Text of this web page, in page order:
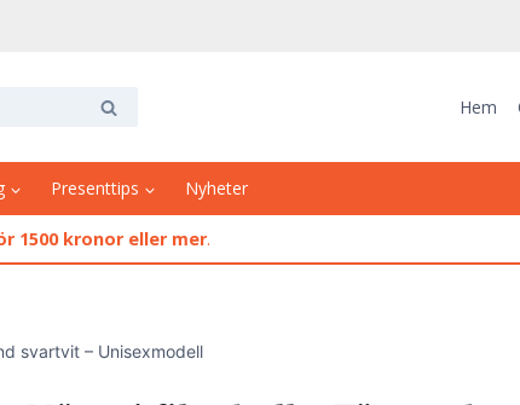
Sök Hem
Presenttips Nyheter
1500 kronor eller mer.
svartvit – Unisexmodell